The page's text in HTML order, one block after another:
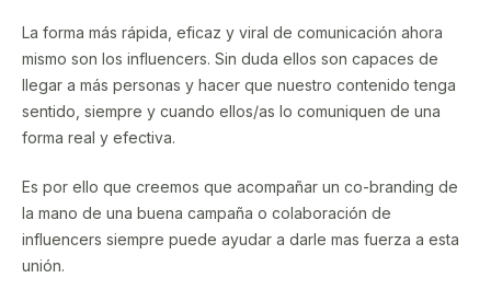
La forma más rápida, eficaz y viral de comunicación ahora
mismo son los influencers. Sin duda ellos son capaces de
llegar a más personas y hacer que nuestro contenido tenga
sentido, siempre y cuando ellos/as lo comuniquen de una
forma real y efectiva.
Es por ello que creemos que acompañar un co-branding de
la mano de una buena campaña o colaboración de
influencers siempre puede ayudar a darle mas fuerza a esta
unión.